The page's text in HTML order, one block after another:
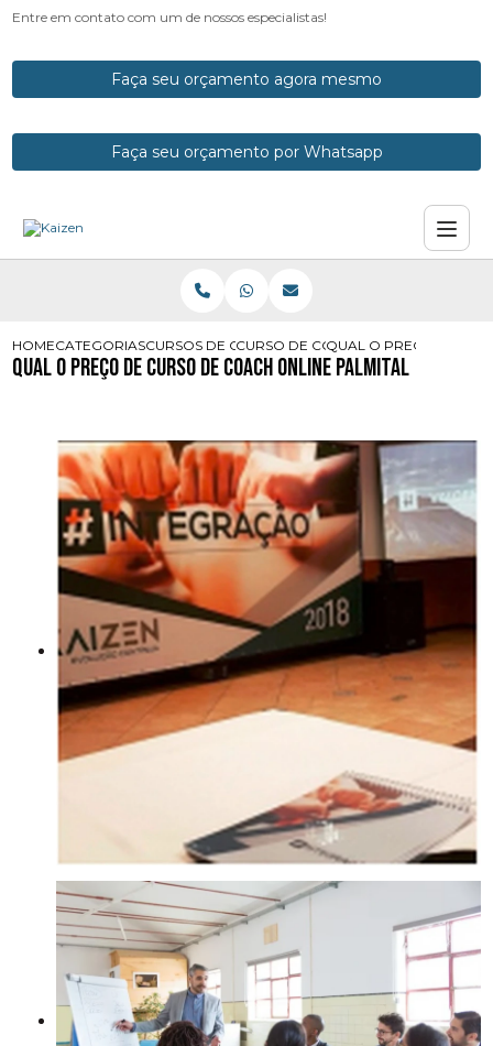
Entre em contato com um de nossos especialistas!
Faça seu orçamento agora mesmo
Faça seu orçamento por Whatsapp
HOMECATEGORIASCURSOS DE COACHCURSO DE COACH ONLINE
QUAL O PRECO DE
Qual o Preço de Curso de Coach Online Palmital